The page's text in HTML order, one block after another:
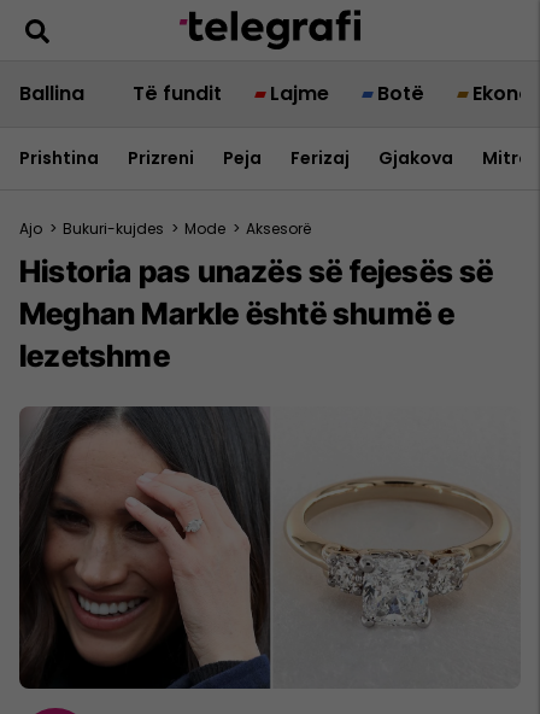
Ballina Të fundit Lajme Botë
Prishtina Prizreni Peja Ferizaj Gjakova
Ajo > Bukuri-kujdes > Mode > Aksesorë
Historia pas unazës së fejesës së
Meghan Markle është shumë e
lezetshme